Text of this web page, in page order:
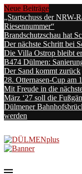
Neue Beiträge
„Startschuss der NRW-
Riesennummer“
Brandschutzschau hat
Der nächste Schritt bei
Die Villa Ostrop bleibt
B474 Dülmen:
Der Sand kommt zurück
28. Otternasen-Cup am
Mit Freude in die
März ‘27 soll die
Dülmener
werden